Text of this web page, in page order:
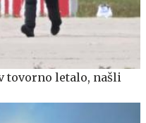
tovorno letalo, našli